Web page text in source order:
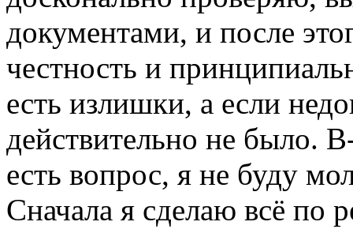
документами, и после
честность и
есть излишки, а если
действительно не было.
есть вопрос, я не буду
Сначала я сделаю всё по